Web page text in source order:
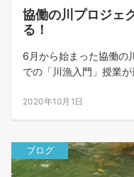
協働の川プロジェ
る！
6月から始まった協働の
での「川漁入門」授業
2020年10月1日
ブログ